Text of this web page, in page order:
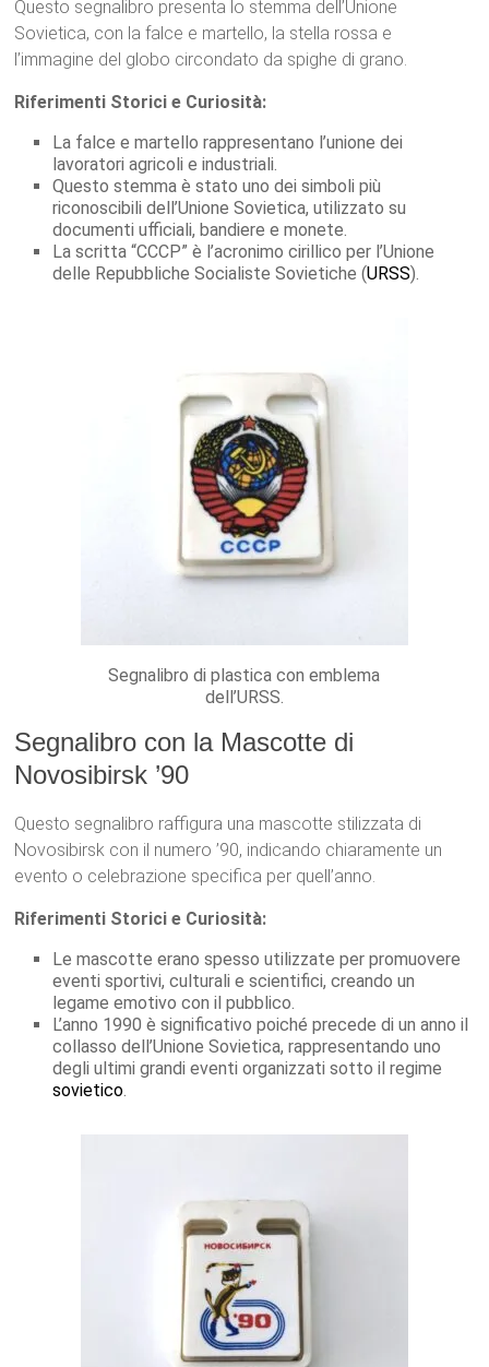
Questo segnalibro presenta lo stemma dell’Unione
Sovietica, con la falce e martello, la stella rossa e
l’immagine del globo circondato da spighe di grano.
Riferimenti Storici e Curiosità:
La falce e martello rappresentano l’unione dei
lavoratori agricoli e industriali.
Questo stemma è stato uno dei simboli più
riconoscibili dell’Unione Sovietica, utilizzato su
documenti ufficiali, bandiere e monete.
La scritta “CCCP” è l’acronimo cirillico per l’Unione
delle Repubbliche Socialiste Sovietiche (URSS).
Segnalibro di plastica con emblema
dell’URSS.
Segnalibro con la Mascotte di
Novosibirsk ’90
Questo segnalibro raffigura una mascotte stilizzata di
Novosibirsk con il numero ’90, indicando chiaramente un
evento o celebrazione specifica per quell’anno.
Riferimenti Storici e Curiosità:
Le mascotte erano spesso utilizzate per promuovere
eventi sportivi, culturali e scientifici, creando un
legame emotivo con il pubblico.
L’anno 1990 è significativo poiché precede di un anno il
collasso dell’Unione Sovietica, rappresentando uno
degli ultimi grandi eventi organizzati sotto il regime
sovietico.